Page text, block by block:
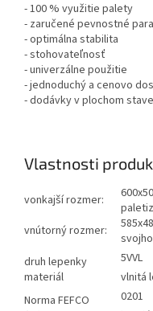
- 100 % využitie palety
- zaručené pevnostné
- optimálna stabilita
- stohovateľnosť
- univerzálne použitie
- jednoduchý a cenovo
- dodávky v plochom stave
Vlastnosti
vonkajší rozmer:
vnútorný rozmer:
druh lepenky
5VVL
materiál
vlnitá
Norma FEFCO
0201